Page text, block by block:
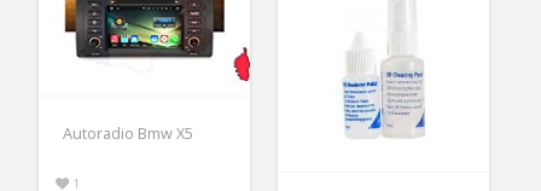
Autoradio Bmw X5
1